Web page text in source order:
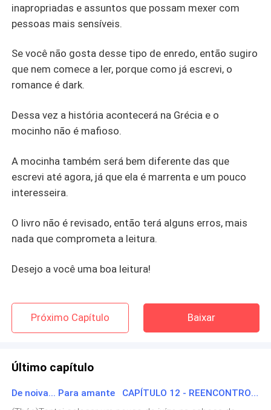
inapropriadas e assuntos que possam mexer com
pessoas mais sensíveis.
Se você não gosta desse tipo de enredo, então sugiro
que nem comece a ler, porque como já escrevi, o
romance é dark.
Dessa vez a história acontecerá na Grécia e o
mocinho não é mafioso.
A mocinha também será bem diferente das que
escrevi até agora, já que ela é marrenta e um pouco
interesseira.
O livro não é revisado, então terá alguns erros, mais
nada que comprometa a leitura.
Desejo a você uma boa leitura!
Mais
Próximo Capítulo Baixar
Último capítulo
De noiva... Para amante CAPÍTULO 12 - REENCONTRO (PARTE 2)